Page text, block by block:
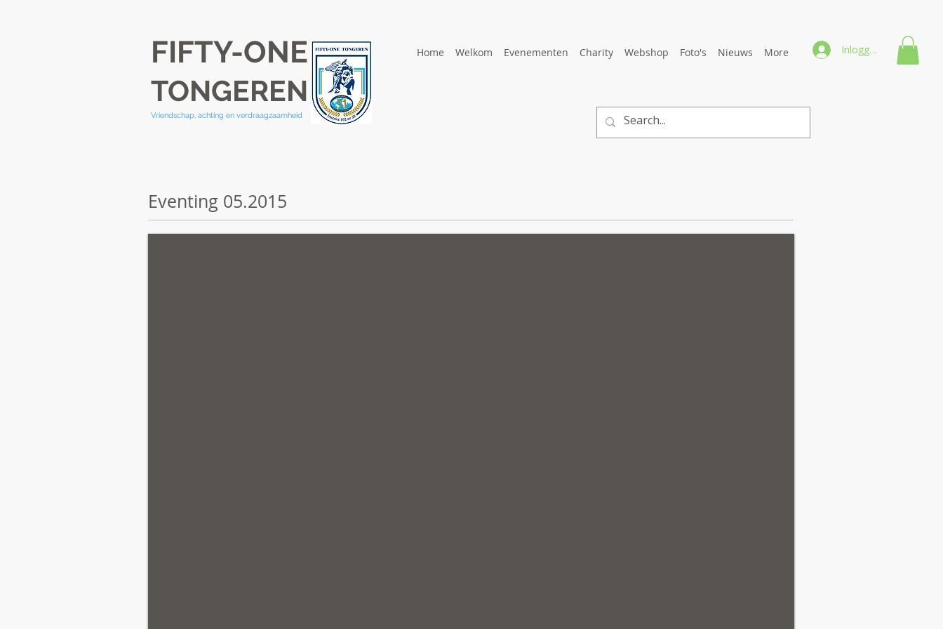
FIFTY-ONE
TONGEREN
Vriendschap, achting en verdraagzaamheid
Home Welkom Evenementen Charity Webshop Foto's Nieuws More Inloggen
Eventing 05.2015